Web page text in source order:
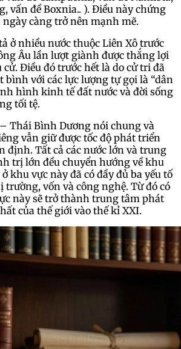
vấn đề Boxnia.. ). Điều này chứng
càng trở nên mạnh mẽ.
ở nhiều nước thuộc Liên Xô trước
Âu lần lượt giành được thắng lợi
cử. Điều đó trước hết là do cử tri đã
bình với các lực lượng tự gọi là “dân
hình kinh tế đất nước và đời sống
tối tệ.
Thái Bình Dương nói chung và
vẫn giữ được tốc độ phát triển
định. Tất cả các nước lớn và trung
trị lớn đều chuyển hướng về khu
khu vực này đã có đầy đủ ba yếu tố
trường, vốn và công nghệ. Từ đó có
này sẽ trở thành trung tâm phát
của thế giới vào thế kỉ XXI.